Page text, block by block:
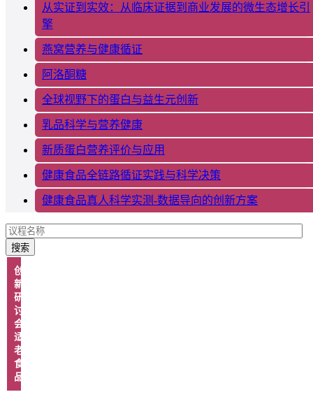
从实证到实效：从临床证据到商业发展的微生态增长引
擎
燕窝营养与健康循证
阿洛酮糖
全球视野下的蛋白与益生元创新
乳品科学与营养健康
新质蛋白营养评价与应用
健康食品全链路循证实践与科学决策
健康食品真人科学实测-数据导向的创新方案
搜索
创
新
研
讨
会：
适
老
食
品